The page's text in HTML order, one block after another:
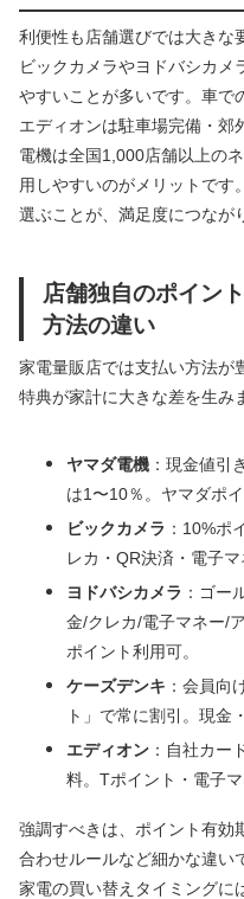
利便性も店舗選びでは大きな
ビックカメラやヨドバシカメ
やすいことが多いです。車で
エディオンは駐車場完備・郊
電機は全国1,000店舗以上の
用しやすいのがメリットです
選ぶことが、満足度につなが
店舗独自のポイン
方法の違い
家電量販店では支払い方法が
特典が家計に大きな差を生み
ヤマダ電機 ：現金値引
は1〜10％。ヤマダポ
ビックカメラ ：10%ポ
レカ・QR決済・電子マ
ヨドバシカメラ ：ゴー
金/クレカ/電子マネー/
ポイント利用可。
ケーズデンキ ：会員向
ト」で常に割引。現金
エディオン ：自社カー
料。Tポイント・電子マ
強調すべきは、ポイント有効
合わせルールなど細かな違い
家電の買い替えタイミングに